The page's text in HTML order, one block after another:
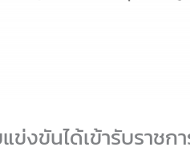
งขันได้เข้ารับราชก